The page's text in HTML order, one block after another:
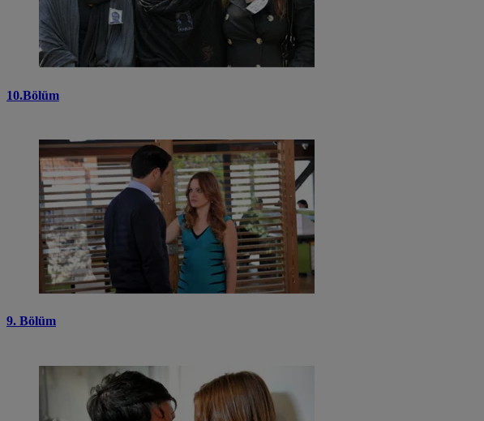
10.Bölüm
9. Bölüm